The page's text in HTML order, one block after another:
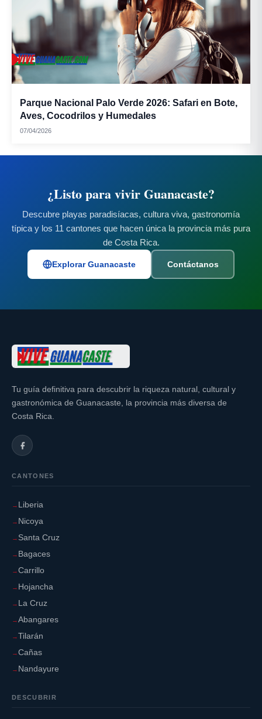
Horchata:
Vino de coyol:
Parque Nacional Palo Verde 2026: Safari en Bote,
Aves, Cocodrilos y Humedales
07/04/2026
¿Listo para vivir Guanacaste?
Descubre playas paradisíacas, cultura viva, gastronomía
típica y los 11 cantones que hacen única la provincia más pura
de Costa Rica.
Explorar Guanacaste Contáctanos
Tu guía definitiva para descubrir la riqueza natural, cultural y
gastronómica de Guanacaste, la provincia más diversa de
Costa Rica.
CANTONES
Liberia
Nicoya
Santa Cruz
Bagaces
Carrillo
Hojancha
La Cruz
Abangares
Tilarán
Cañas
Nandayure
DESCUBRIR